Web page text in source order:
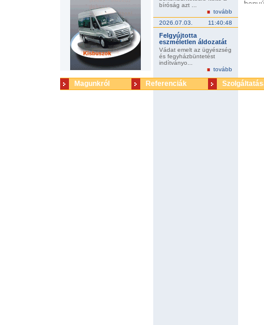
bíróság azt ...
tovább
2026.07.03.
11:40:48
Felgyújtotta
eszméletlen áldozatát
Vádat emelt az ügyészség
és fegyházbüntetést
indítványo...
tovább
Magunkról Referenciák